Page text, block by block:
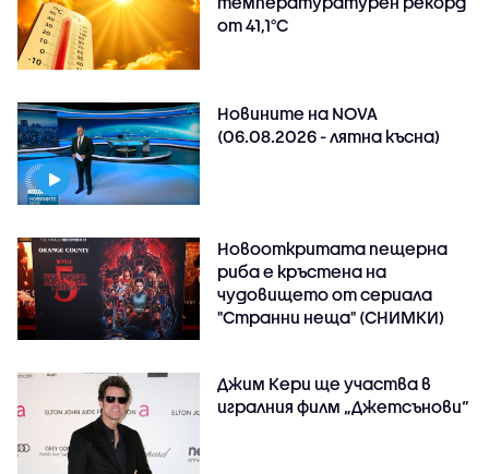
от 41,1°C
Новините на NOVA
(06.08.2026 - лятна късна)
Новооткритата пещерна
риба е кръстена на
чудовището от сериала
"Странни неща" (СНИМКИ)
Джим Кери ще участва в
игралния филм „Джетсънови“